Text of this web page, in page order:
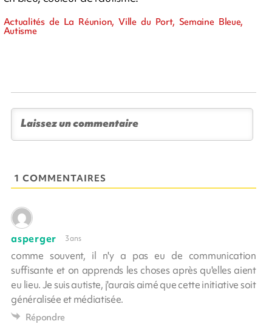
Actualités de La Réunion, Ville du Port, Semaine Bleue,
Autisme
1 COMMENTAIRES
asperger 3 ans
comme souvent, il n'y a pas eu de communication
suffisante et on apprends les choses après qu'elles aient
eu lieu. Je suis autiste, j'aurais aimé que cette initiative soit
généralisée et médiatisée.
Répondre